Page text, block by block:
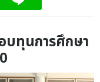
บทุนการศึกษา